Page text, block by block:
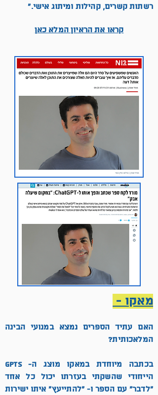
רשתות קשרים, קהילות ומיתוג אישי.״ ​
קראו את הראיון המלא כאן
מאקו -
האם עתיד הספרים נמצא במנועי הבינה
המלאכותית?
בכתבה מיוחדת במאקו מוצג ה- GPTs
הייחודי שהשקתי בעזרתו יכול כל אחד
״לדבר״ עם הספר ו- ״להתייעץ״ איתו ישירות